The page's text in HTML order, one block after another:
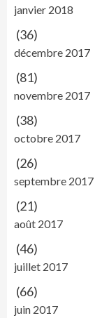
janvier 2018
(36)
décembre 2017
(81)
novembre 2017
(38)
octobre 2017
(26)
septembre 2017
(21)
août 2017
(46)
juillet 2017
(66)
juin 2017